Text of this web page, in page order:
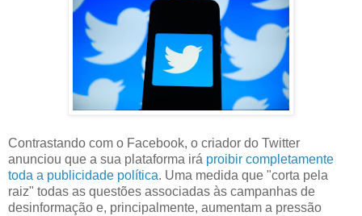
Contrastando com o Facebook, o criador do Twitter
anunciou que a sua plataforma irá proibir completamente
toda a publicidade política. Uma medida que "corta pela
raiz" todas as questões associadas às campanhas de
desinformação e, principalmente, aumentam a pressão